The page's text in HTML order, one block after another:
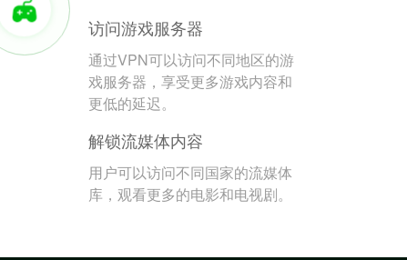
访问游戏服务器
通过VPN可以访问不同地区的游
戏服务器，享受更多游戏内容和
更低的延迟。
解锁流媒体内容
用户可以访问不同国家的流媒体
库，观看更多的电影和电视剧。